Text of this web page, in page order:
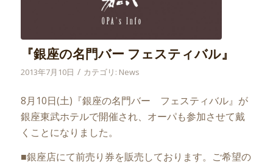
『銀座の名門バー フェスティバル』
2013年7月10日 / カテゴリ: News
8月10日(土)『銀座の名門バー フェスティバル』が
銀座東武ホテルで開催され、オーパも参加させて戴
くことになりました。
■銀座店にて前売り券を販売しております。ご希望の